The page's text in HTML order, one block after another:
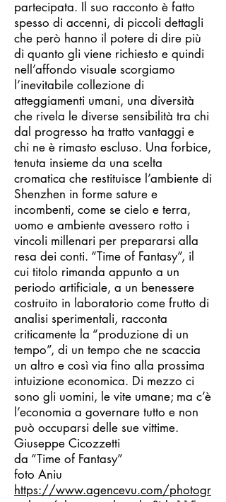
partecipata. Il suo racconto è fatto
spesso di accenni, di piccoli dettagli
che però hanno il potere di dire più
di quanto gli viene richiesto e quindi
nell’affondo visuale scorgiamo
l’inevitabile collezione di
atteggiamenti umani, una diversità
che rivela le diverse sensibilità tra chi
dal progresso ha tratto vantaggi e
chi ne è rimasto escluso. Una forbice,
tenuta insieme da una scelta
cromatica che restituisce l’ambiente di
Shenzhen in forme sature e
incombenti, come se cielo e terra,
uomo e ambiente avessero rotto i
vincoli millenari per prepararsi alla
resa dei conti. “Time of Fantasy”, il
cui titolo rimanda appunto a un
periodo artificiale, a un benessere
costruito in laboratorio come frutto di
analisi sperimentali, racconta
criticamente la “produzione di un
tempo”, di un tempo che ne scaccia
un altro e così via fino alla prossima
intuizione economica. Di mezzo ci
sono gli uomini, le vite umane; ma c’è
l’economia a governare tutto e non
può occuparsi delle sue vittime.
Giuseppe Cicozzetti
da “Time of Fantasy”
foto Aniu
https://www.agencevu.com/photogr